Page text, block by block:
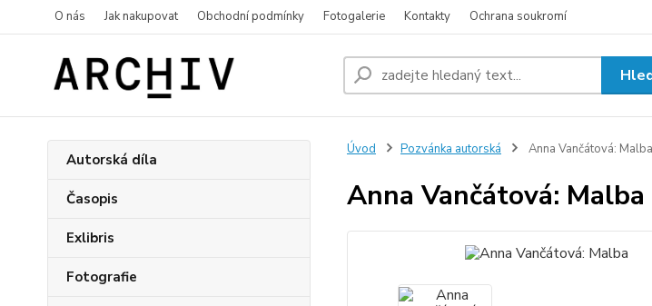
O nás Jak nakupovat Obchodní podmínky Fotogalerie Kontakty Ochrana soukromí
Autorská díla
Časopis
Exlibris
Fotografie
Úvod Pozvánka autorská Anna Vančátová: Malba
Anna Vančátová: Malba